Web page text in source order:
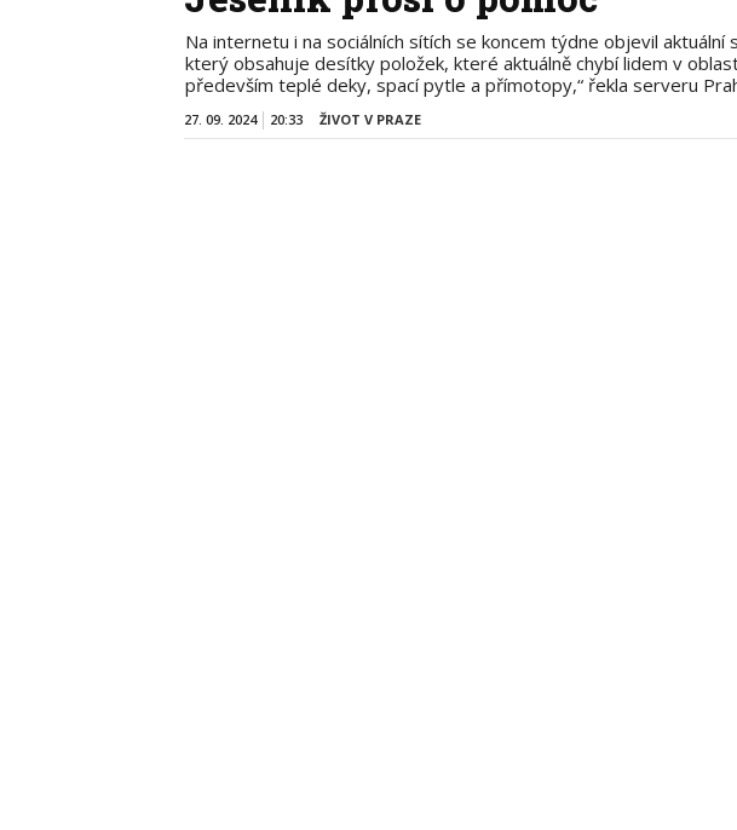
Na internetu i na sociálních sítích se koncem týdne objevil aktuální
který obsahuje desítky položek, které aktuálně chybí lidem v
především teplé deky, spací pytle a přímotopy,“ řekla serveru
27. 09. 2024 20:33 ŽIVOT V PRAZE